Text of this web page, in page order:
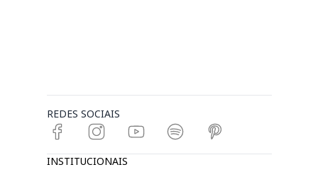
REDES SOCIAIS
INSTITUCIONAIS